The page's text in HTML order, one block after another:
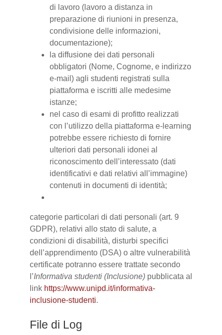
di lavoro (lavoro a distanza in
preparazione di riunioni in presenza,
condivisione delle informazioni,
documentazione);
la diffusione dei dati personali
obbligatori (Nome, Cognome, e indirizzo
e-mail) agli studenti registrati sulla
piattaforma e iscritti alle medesime
istanze;
nel caso di esami di profitto realizzati
con l’utilizzo della piattaforma e-learning
potrebbe essere richiesto di fornire
ulteriori dati personali idonei al
riconoscimento dell’interessato (dati
identificativi e dati relativi all’immagine)
contenuti in documenti di identità;
categorie particolari di dati personali (art. 9
GDPR), relativi allo stato di salute, a
condizioni di disabilità, disturbi specifici
dell’apprendimento (DSA) o altre vulnerabilità
certificate potranno essere trattate secondo
l’Informativa studenti (Inclusione) pubblicata al
link https://www.unipd.it/informativa-
inclusione-studenti.
File di Log